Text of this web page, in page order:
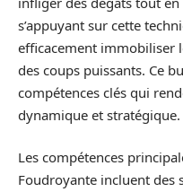
s’appuyant sur cette
efficacement immobiliser
des coups puissants. Ce
compétences clés qui
dynamique et stratégique.
Les compétences
Foudroyante incluent des